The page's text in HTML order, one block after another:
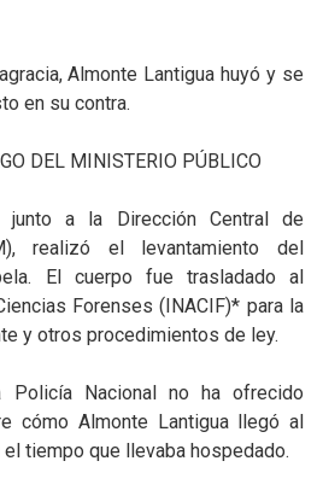
Almonte Lantigua huyó y se
en su contra.
DEL MINISTERIO PÚBLICO
junto a la Dirección Central de
realizó el levantamiento del
El cuerpo fue trasladado al
Forenses (INACIF)* para la
y otros procedimientos de ley.
Policía Nacional no ha ofrecido
cómo Almonte Lantigua llegó al
tiempo que llevaba hospedado.